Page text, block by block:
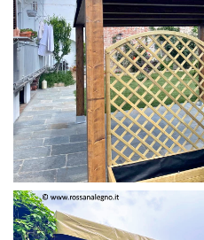
PERGOLA 4 X 3 COLOR MIRTO